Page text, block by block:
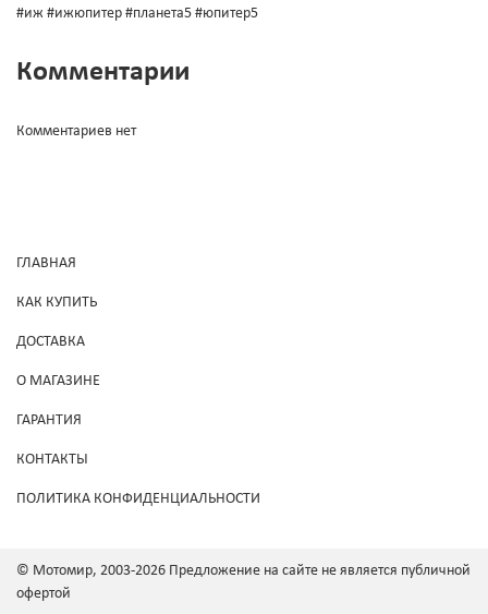
#иж #ижюпитер #планета5 #юпитер5
Комментарии
Комментариев нет
ГЛАВНАЯ
КАК КУПИТЬ
ДОСТАВКА
О МАГАЗИНЕ
ГАРАНТИЯ
КОНТАКТЫ
ПОЛИТИКА КОНФИДЕНЦИАЛЬНОСТИ
© Мотомир, 2003-2026 Предложение на сайте не является публичной
офертой